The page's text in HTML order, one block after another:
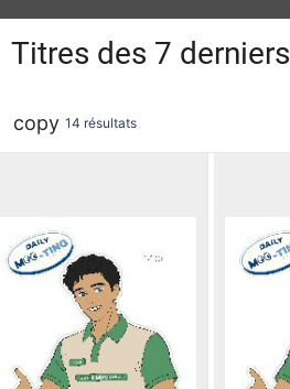
Titres des 7
copy 14 résultats